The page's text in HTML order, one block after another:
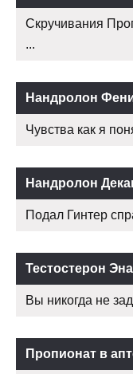
Скручивания
...
Нандролон
Чувства как я
Нандролон
Подал Гинтер
Тестостерон
Вы никогда не
Пропионат в